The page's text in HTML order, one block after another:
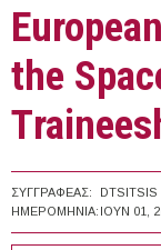
the
ΣΥΓΓΡΑΦΈΑΣ:
DTSITSIS
ΗΜΕΡΟΜΗΝΊΑ: ΙΟΥΝ 01,